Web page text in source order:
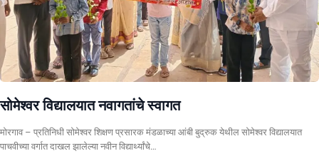
सोमेश्वर विद्यालयात नवागतांचे स्वागत
मोरगाव – प्रतिनिधी सोमेश्वर शिक्षण प्रसारक मंडळाच्या आंबी बुद्रुक येथील सोमेश्वर विद्यालयात
पाचवीच्या वर्गात दाखल झालेल्या नवीन विद्यार्थ्यांचे…